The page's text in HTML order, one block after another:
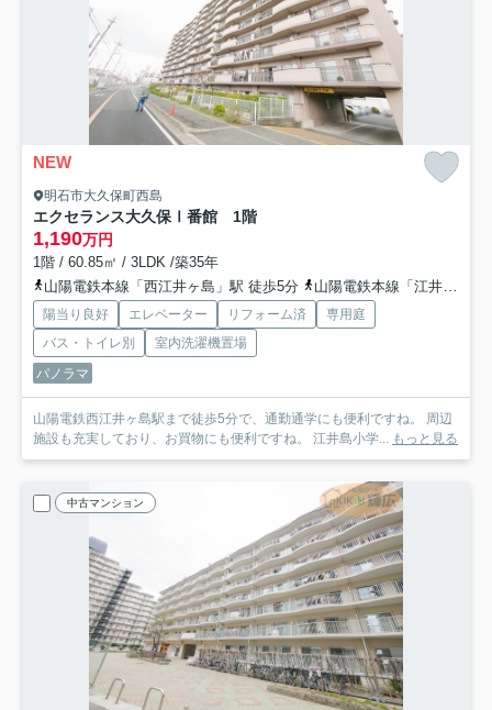
NEW
明石市大久保町西島
エクセランス大久保Ⅰ番館 1階
1,190万円
1階 / 60.85㎡ / 3LDK /築35年
山陽電鉄本線「西江井ヶ島」駅 徒歩5分
山陽電鉄本線「江井ヶ島」駅 徒歩12分
陽当り良好 エレベーター リフォーム済
専用庭
バス・トイレ別
室内洗濯機置場
パノラマ
山陽電鉄西江井ヶ島駅まで徒歩5分で、通勤通学にも便利ですね。 周辺
施設も充実しており、お買物にも便利ですね。 江井島小学... もっと見る
中古マンション